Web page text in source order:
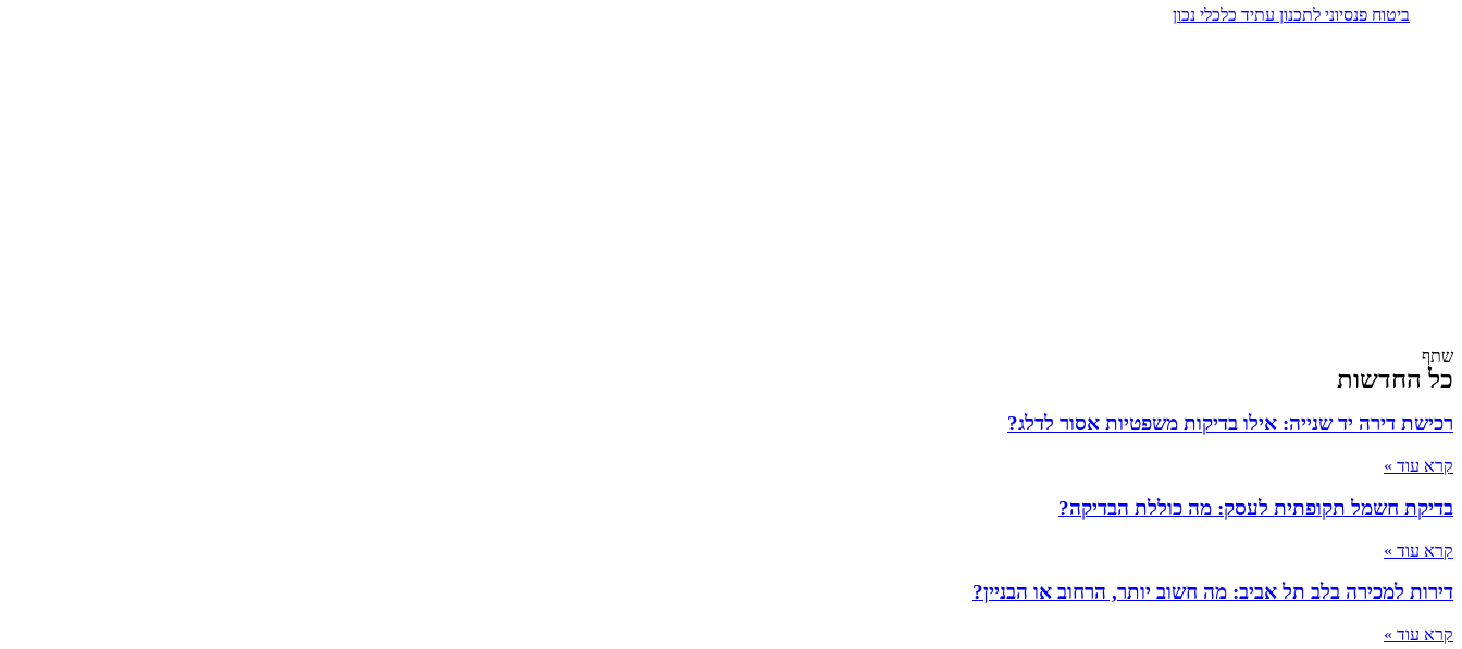
ביטוח פנסיוני לתכנון עתיד כלכלי נכון
שתף
כל החדשות
רכישת דירה יד שנייה: אילו בדיקות משפטיות אסור לדלג?
קרא עוד »
בדיקת חשמל תקופתית לעסק: מה כוללת הבדיקה?
קרא עוד »
דירות למכירה בלב תל אביב: מה חשוב יותר, הרחוב או הבניין?
קרא עוד »